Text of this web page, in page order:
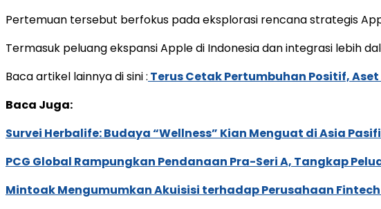
Pertemuan tersebut berfokus pada eksplorasi rencana strategis
Termasuk peluang ekspansi Apple di Indonesia dan integrasi lebih
Baca artikel lainnya di sini : Terus Cetak Pertumbuhan Positif,
Baca Juga:
Survei Herbalife: Budaya “Wellness” Kian Menguat di Asia
PCG Global Rampungkan Pendanaan Pra-Seri A, Tangkap
Mintoak Mengumumkan Akuisisi terhadap Perusahaan